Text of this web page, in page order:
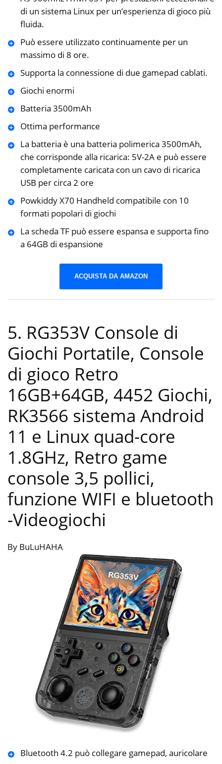
di un sistema Linux per un’esperienza di gioco più
fluida.
Può essere utilizzato continuamente per un
massimo di 8 ore.
Supporta la connessione di due gamepad cablati.
Giochi enormi
Batteria 3500mAh
Ottima performance
La batteria è una batteria polimerica 3500mAh,
che corrisponde alla ricarica: 5V-2A e può essere
completamente caricata con un cavo di ricarica
USB per circa 2 ore
Powkiddy X70 Handheld compatibile con 10
formati popolari di giochi
La scheda TF può essere espansa e supporta fino
a 64GB di espansione
ACQUISTA DA AMAZON
5. RG353V Console di
Giochi Portatile, Console
di gioco Retro
16GB+64GB, 4452 Giochi,
RK3566 sistema Android
11 e Linux quad-core
1.8GHz, Retro game
console 3,5 pollici,
funzione WIFI e bluetooth
-Videogiochi
By BuLuHAHA
Bluetooth 4.2 può collegare gamepad, auricolare